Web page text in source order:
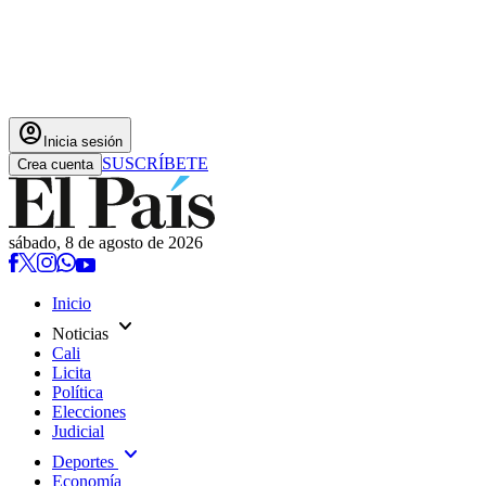
account_circle Inicia sesión
Crea cuenta SUSCRÍBETE
sábado, 8 de agosto de 2026
Inicio
Noticias expand_more
Cali
Licita
Política
Elecciones
Judicial
Deportes expand_more
Economía